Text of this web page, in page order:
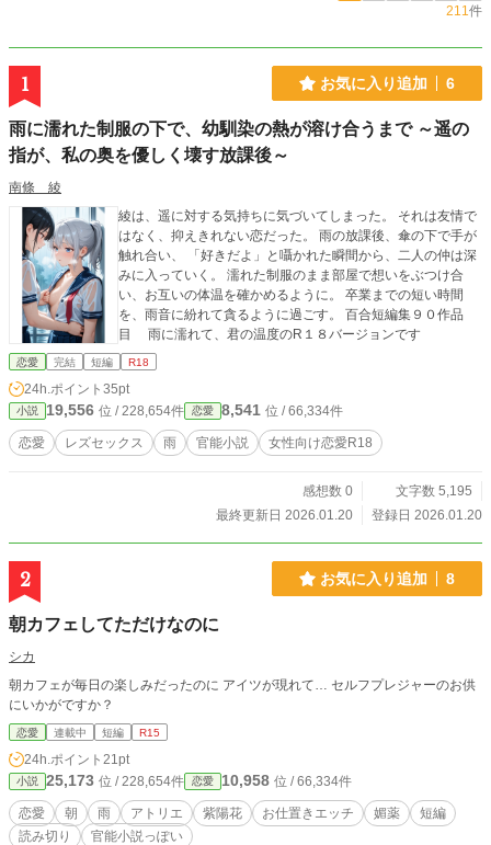
211件
1 お気に入り追加 6
雨に濡れた制服の下で、幼馴染の熱が溶け合うまで ～遥の
指が、私の奥を優しく壊す放課後～
南條 綾
綾は、遥に対する気持ちに気づいてしまった。 それは友情で
はなく、抑えきれない恋だった。 雨の放課後、傘の下で手が
触れ合い、 「好きだよ」と囁かれた瞬間から、二人の仲は深
みに入っていく。 濡れた制服のまま部屋で想いをぶつけ合
い、お互いの体温を確かめるように。 卒業までの短い時間
を、雨音に紛れて貪るように過ごす。 百合短編集９０作品
目 雨に濡れて、君の温度のR１８バージョンです
恋愛 完結 短編 R18
24h.ポイント 35pt
小説 19,556 位 / 228,654件 恋愛 8,541 位 / 66,334件
恋愛 レズセックス 雨 官能小説 女性向け恋愛R18
感想数 0
文字数 5,195
最終更新日 2026.01.20
登録日 2026.01.20
2 お気に入り追加 8
朝カフェしてただけなのに
シカ
朝カフェが毎日の楽しみだったのに アイツが現れて… セルフプレジャーのお供
にいかがですか？
恋愛 連載中 短編 R15
24h.ポイント 21pt
小説 25,173 位 / 228,654件 恋愛 10,958 位 / 66,334件
恋愛 朝 雨 アトリエ 紫陽花 お仕置きエッチ 媚薬
短編
読み切り
官能小説っぽい